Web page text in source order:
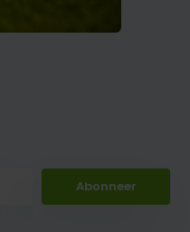
Abonneer